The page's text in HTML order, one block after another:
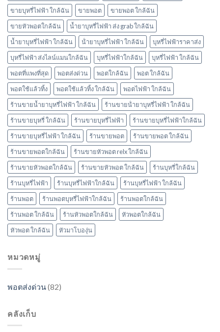
กลิ่น
อะไร
พอต
ใช้
แล้ว
ทิ้ง
marbo
ขายบุหรี่ไฟฟ้า ใกล้ฉัน ขายพอต
ขายพอต ใกล้ฉัน
ขายหัวพอตใกล้ฉัน
น้ำยาบุหรี่ไฟฟ้า ส่ง grab ใกล้ฉัน
น้ำยาบุหรี่ไฟฟ้า ใกล้ฉัน
น้ํายาบุหรี่ไฟฟ้า ใกล้ฉัน
บุหรี่ไฟฟ้าราคาส่ง
บุหรี่ไฟฟ้า ส่งไลน์แมนใกล้ฉัน
บุหรี่ไฟฟ้าใกล้ฉัน
บุหรี่ไฟฟ้า ใกล้ฉัน
พอตที่แพงที่สุด
พอตส่งด่วน พอตใกล้ฉัน
พอต ใกล้ฉัน
พอตใช้แล้วทิ้ง
พอตใช้แล้วทิ้ง ใกล้ฉัน
พอตไฟฟ้า ใกล้ฉัน
ร้านขายน้ำยาบุหรี่ไฟฟ้า ใกล้ฉัน
ร้านขายน้ํายาบุหรี่ไฟฟ้า ใกล้ฉัน
ร้านขายบุหรี่ ใกล้ฉัน
ร้านขายบุหรี่ไฟฟ้า
ร้านขายบุหรี่ไฟฟ้าใกล้ฉัน
ร้านขายบุหรี่ไฟฟ้า ใกล้ฉัน
ร้านขายพอต
ร้านขายพอต ใกล้ฉัน
ร้านขายพอตใกล้ฉัน
ร้านขายหัวพอต relx ใกล้ฉัน
ร้านขายหัวพอตใกล้ฉัน
ร้านขายหัวพอต ใกล้ฉัน
ร้านบุหรี่ใกล้ฉัน
ร้านบุหรี่ไฟฟ้า
ร้านบุหรี่ไฟฟ้าใกล้ฉัน
ร้านบุหรี่ไฟฟ้า ใกล้ฉัน
ร้านพอต
ร้านพอตบุหรี่ไฟฟ้าใกล้ฉัน
ร้านพอตใกล้ฉัน
ร้านพอต ใกล้ฉัน
ร้านหัวพอตใกล้ฉัน
หัวพอตใกล้ฉัน
หัวพอต ใกล้ฉัน
หัวมาโบองุ่น
หมวดหมู่
พอตส่งด่วน(82)
คลังเก็บ